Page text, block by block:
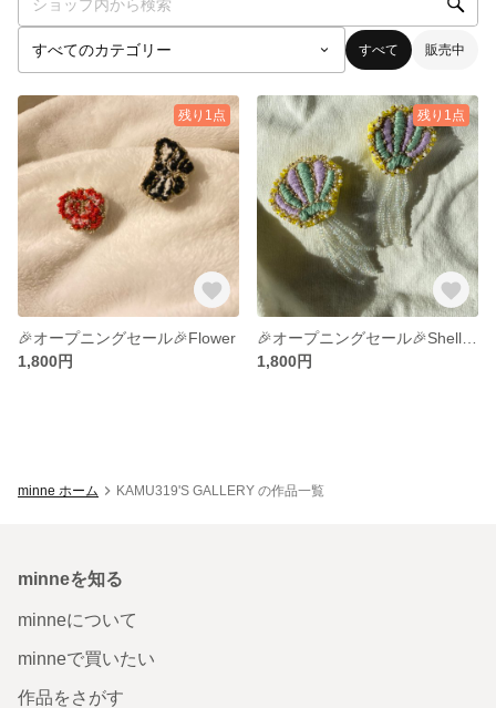
すべて 販売中
残り1点
🎉オープニングセール🎉Flower
1,800円
残り1点
1,800円
minne ホーム KAMU319'S GALLERY の作品一覧
minneを知る
minneについて
minneで買いたい
作品をさがす